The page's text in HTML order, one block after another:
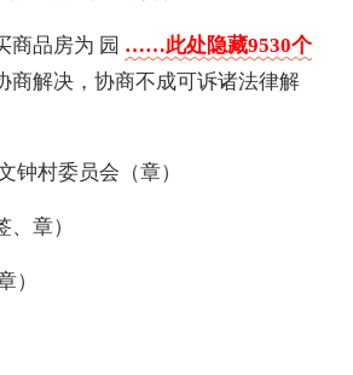
商品房为 园 ……此处隐藏9530个
商解决，协商不成可诉诸法律解
钟村委员会（章）
章）
）